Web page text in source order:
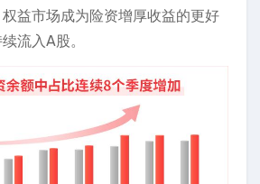
益市场成为险资增厚收益的更好
流入A股。